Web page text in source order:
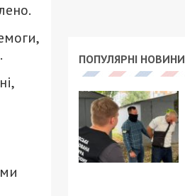
ПОПУЛЯРНІ НОВИНИ